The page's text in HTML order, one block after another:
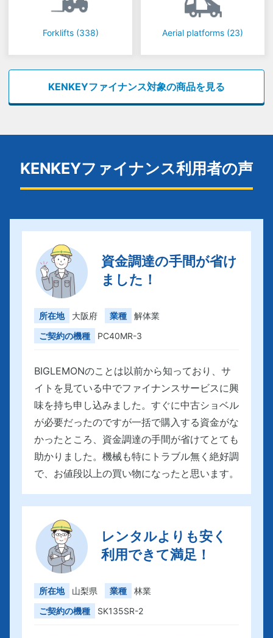
Forklifts (338) Aerial platforms (23)
KENKEYファイナンス対象の商品を見る
KENKEYファイナンス利用者の声
資金調達の手間が省け
ました！
所在地 大阪府 業種
解体業
ご契約の機種
PC40MR-3
BIGLEMONのことは以前から知っており、サ
イトを見ている中でファイナンスサービスに興
味を持ち申し込みました。すぐに中古ショベル
が必要だったのですが一括で購入する資金がな
かったところ、資金調達の手間が省けてとても
助かりました。機械も特にトラブル無く絶好調
で、お値段以上の買い物になったと思います。
レンタルよりも安く
利用できて満足！
所在地 山梨県 業種
林業
ご契約の機種
SK135SR-2